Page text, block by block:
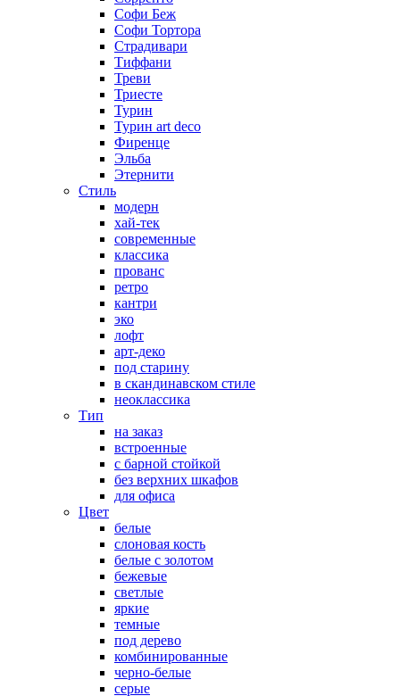
Софи Беж
Софи Тортора
Страдивари
Тиффани
Треви
Триесте
Турин
Турин art deco
Фиренце
Эльба
Этернити
Стиль
модерн
хай-тек
современные
классика
прованс
ретро
кантри
эко
лофт
арт-деко
под старину
в скандинавском стиле
неоклассика
Тип
на заказ
встроенные
с барной стойкой
без верхних шкафов
для офиса
Цвет
белые
слоновая кость
белые с золотом
бежевые
светлые
яркие
темные
под дерево
комбинированные
черно-белые
серые